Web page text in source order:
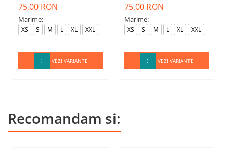
75,00 RON
Marime:
XS S M L XL XXL
VEZI VARIANTE
75,00 RON
Marime:
XS S M L XL XXL
VEZI VARIANTE
Recomandam si: